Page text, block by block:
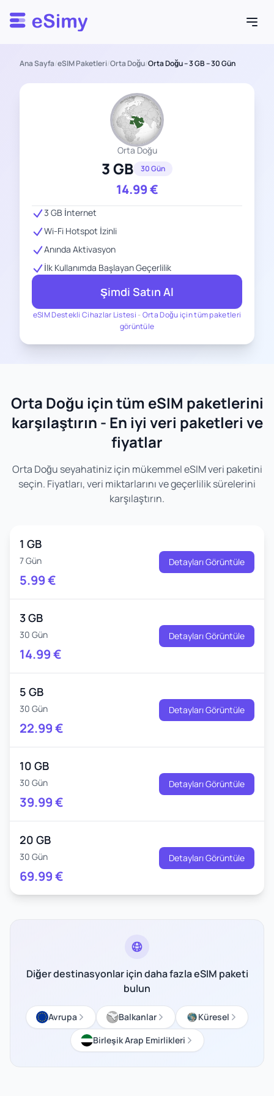
Esimy
Ana Sayfa/eSIM Paketleri/Orta Doğu/Orta Doğu – 3 GB – 30 Gün
Orta Doğu
3 GB 30 Gün
14.99€
eSIM Destekli Cihazlar Listesi - Orta Doğu için tüm paketleri
görüntüle
3 GB İnternet
Wi-Fi Hotspot İzinli
Anında Aktivasyon
İlk Kullanımda Başlayan Geçerlilik
Şimdi Satın Al
Orta Doğu için tüm eSIM paketlerini
karşılaştırın - En iyi veri paketleri ve
fiyatlar
Orta Doğu seyahatiniz için mükemmel eSIM veri paketini
seçin. Fiyatları, veri miktarlarını ve geçerlilik sürelerini
karşılaştırın.
1 GB
7 Gün
5.99€
Detayları Görüntüle
3 GB
30 Gün
14.99€
Detayları Görüntüle
5 GB
30 Gün
22.99€
Detayları Görüntüle
10 GB
30 Gün
39.99€
Detayları Görüntüle
20 GB
30 Gün
69.99€
Detayları Görüntüle
Diğer destinasyonlar için daha fazla eSIM paketi
bulun
Avrupa Balkanlar
Küresel
Birleşik Arap Emirlikleri